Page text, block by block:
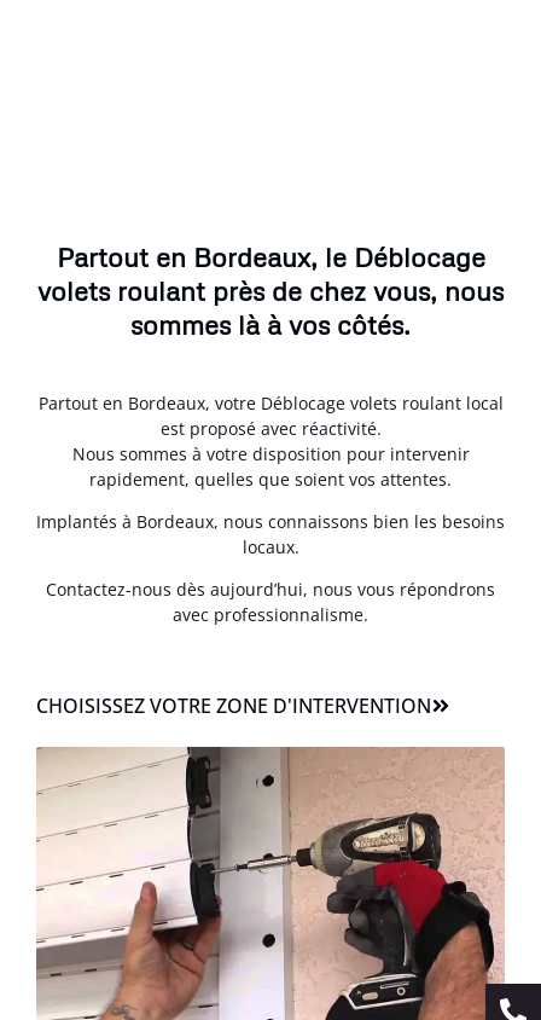
Partout en Bordeaux, le Déblocage
volets roulant près de chez vous, nous
sommes là à vos côtés.
Partout en Bordeaux, votre Déblocage volets roulant local
est proposé avec réactivité.
Nous sommes à votre disposition pour intervenir
rapidement, quelles que soient vos attentes.
Implantés à Bordeaux, nous connaissons bien les besoins
locaux.
Contactez-nous dès aujourd’hui, nous vous répondrons
avec professionnalisme.
CHOISISSEZ VOTRE ZONE D'INTERVENTION